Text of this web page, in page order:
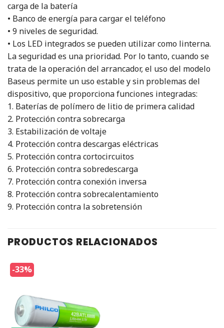
carga de la batería
• Banco de energía para cargar el teléfono
• 9 niveles de seguridad.
• Los LED integrados se pueden utilizar como linterna.
La seguridad es una prioridad. Por lo tanto, cuando se
trata de la operación del arrancador, el uso del modelo
Baseus permite un uso estable y sin problemas del
dispositivo, que proporciona funciones integradas:
1. Baterías de polímero de litio de primera calidad
2. Protección contra sobrecarga
3. Estabilización de voltaje
4. Protección contra descargas eléctricas
5. Protección contra cortocircuitos
6. Protección contra sobredescarga
7. Protección contra conexión inversa
8. Protección contra sobrecalentamiento
9. Protección contra la sobretensión
PRODUCTOS RELACIONADOS
-33%